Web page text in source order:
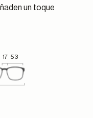
un toque
17 53